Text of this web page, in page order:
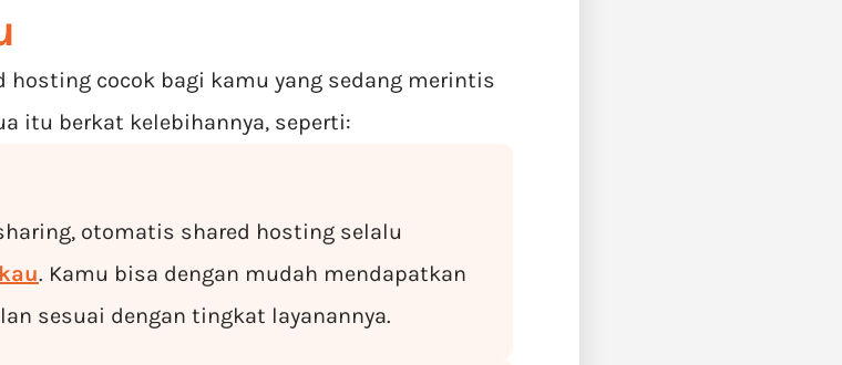
hosting cocok bagi kamu yang sedang merintis
itu berkat kelebihannya, seperti:
otomatis shared hosting selalu
. Kamu bisa dengan mudah mendapatkan
sesuai dengan tingkat layanannya.